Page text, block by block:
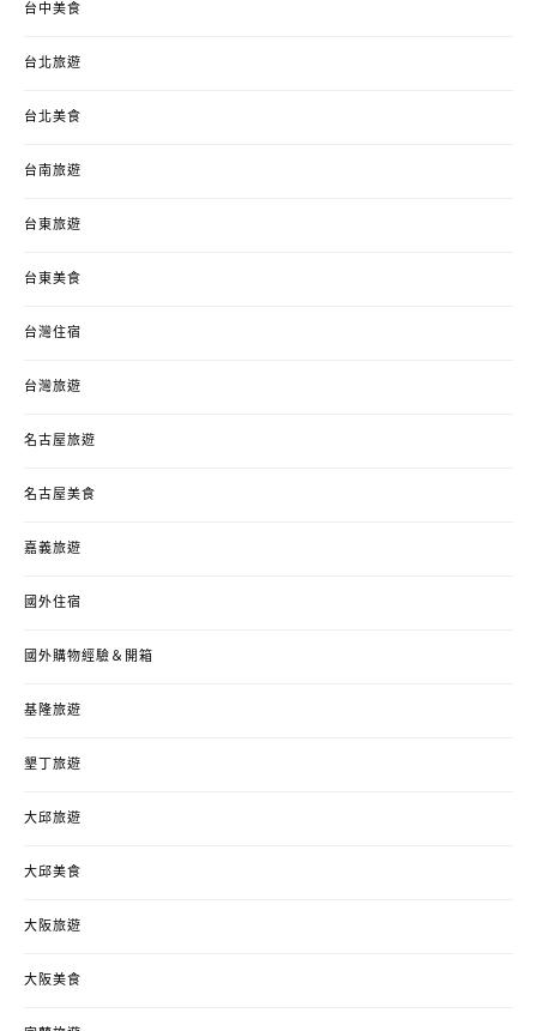
台中美食
台北旅遊
台北美食
台南旅遊
台東旅遊
台東美食
台灣住宿
台灣旅遊
名古屋旅遊
名古屋美食
嘉義旅遊
國外住宿
國外購物經驗＆開箱
基隆旅遊
墾丁旅遊
大邱旅遊
大邱美食
大阪旅遊
大阪美食